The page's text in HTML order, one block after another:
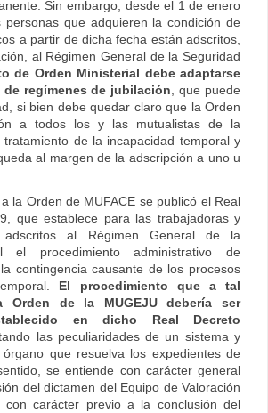
Sin embargo, desde el 1 de enero
personas que adquieren la condición de
a partir de dicha fecha están adscritos,
al Régimen General de la Seguridad
de Orden Ministerial debe adaptarse
regímenes de jubilación , que puede
si bien debe quedar claro que la Orden
a todos los y las mutualistas de la
tratamiento de la incapacidad temporal y
al margen de la adscripción a uno u
la Orden de MUFACE se publicó el Real
que establece para las trabajadoras y
adscritos al Régimen General de la
el procedimiento administrativo de
contingencia causante de los procesos
El procedimiento que a tal
Orden de la MUGEJU debería ser
en dicho Real Decreto
las peculiaridades de un sistema y
que resuelva los expedientes de
se entiende con carácter general
del dictamen del Equipo de Valoración
con carácter previo a la conclusión del